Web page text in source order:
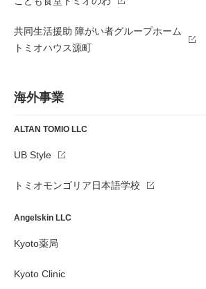
共同生活援助 障がい者グループホーム
トミオハウス源町
海外事業
ALTAN TOMIO LLC
UB Style
トミオモンゴリア日本語学校
Angelskin LLC
Kyoto薬局
Kyoto Clinic